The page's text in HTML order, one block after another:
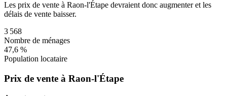
Les prix de vente à Raon-l'Étape devraient donc augmenteret les
délais de vente baisser.
3 568
Nombre de ménages
47,6 %
Population locataire
Prix de vente à Raon-l'Étape